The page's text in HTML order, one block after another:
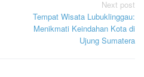
Next post
Tempat Wisata Lubuklinggau:
Menikmati Keindahan Kota di
Ujung Sumatera